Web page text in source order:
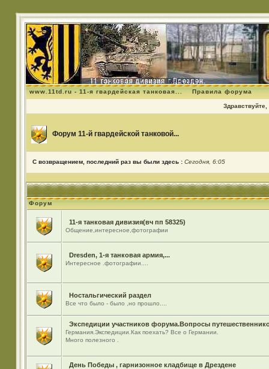
www.11td.ru - 11-я гвардейская танковая... Правила форума
Здравствуйте,
Форум 11-й гвардейской танковой...
С возвращением, последний раз вы были здесь : Сегодня, 6:05
Форум
11-я танковая дивизия(вч пп 58325)
Общение,интересное,фотографии
Dresden, 1-я танковая армия,...
Интересное .фотографии....
Ностальгический раздел
Все что было - было ,но прошло....
Экспедиции участников форума.Вопросы
Германия.Экспедиции.Как поехать? Все о Германии.
Много полезного .
День Победы , гарнизонное кладбище в Дрездене